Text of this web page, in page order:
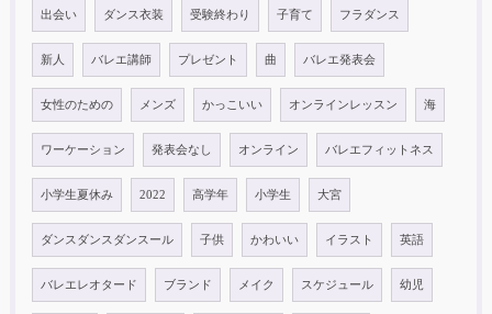
出会い ダンス衣装 受験終わり 子育て フラダンス
新人 バレエ講師 プレゼント 曲 バレエ発表会
女性のための メンズ かっこいい オンラインレッスン 海
ワーケーション 発表会なし オンライン バレエフィットネス
小学生夏休み 2022 高学年 小学生 大宮
ダンスダンスダンスール 子供 かわいい イラスト 英語
バレエレオタード ブランド メイク スケジュール 幼児